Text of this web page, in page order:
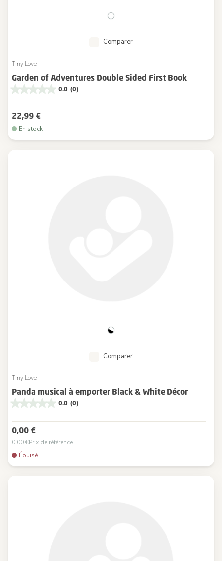
Comparer
Tiny Love
Garden of Adventures Double Sided First Book
0.0 (0)
22,99 €
En stock
Comparer
Tiny Love
Panda musical à emporter Black & White Décor
0.0 (0)
0,00 €
0,00 €Prix de référence
Épuisé